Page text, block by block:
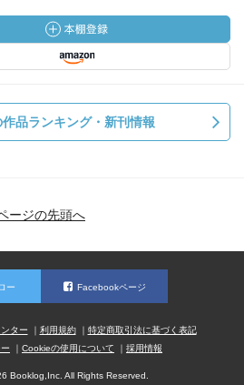
品ランキング・新刊情報
ージの先頭へ
ー Facebookページ
ター 利用規約
特定商取引法に基づく表記
Cookieの使用について 採用情報
Booklog,Inc. All Rights Reserved.